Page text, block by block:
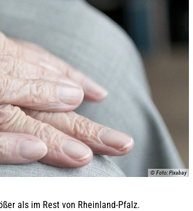
© Foto: Pixabay
als im Rest von Rheinland-Pfalz.